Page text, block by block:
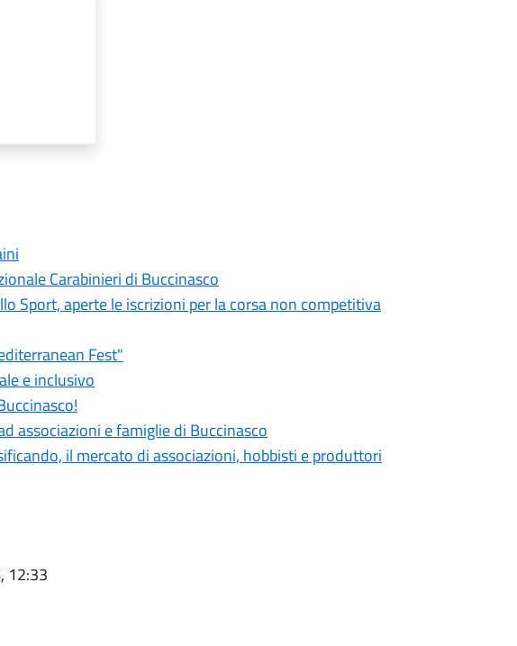
Carabinieri di Buccinasco
Sport, aperte le iscrizioni per la corsa non competitiva
Fest"
e inclusivo
associazioni e famiglie di Buccinasco
il mercato di associazioni, hobbisti e produttori
12:33